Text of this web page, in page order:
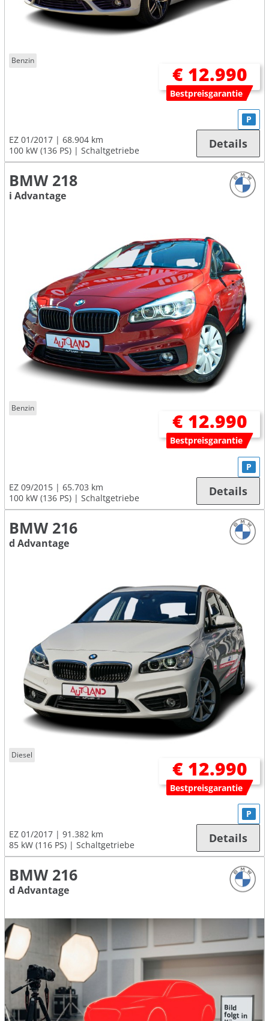
Benzin
€ 12.990
Bestpreisgarantie
EZ 01/2017
68.904 km
100 kW (136 PS)
Schaltgetriebe
P
Details
BMW 218
i Advantage
Benzin
€ 12.990
Bestpreisgarantie
EZ 09/2015
65.703 km
100 kW (136 PS)
Schaltgetriebe
P
Details
BMW 216
d Advantage
Diesel
€ 12.990
Bestpreisgarantie
EZ 01/2017
91.382 km
85 kW (116 PS)
Schaltgetriebe
P
Details
BMW 216
d Advantage